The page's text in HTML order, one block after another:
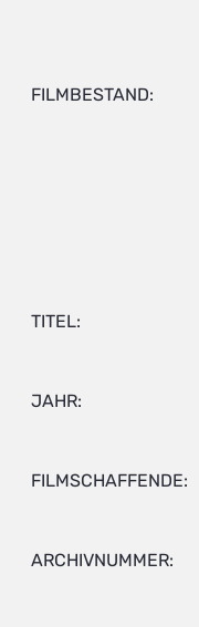
FILMBESTAND:
TITEL:
JAHR:
FILMSCHAFFENDE:
ARCHIVNUMMER: